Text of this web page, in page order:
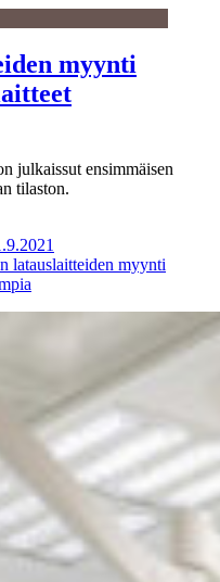
myynti
julkaissut ensimmäisen
tilaston.
latauslaitteiden myynti